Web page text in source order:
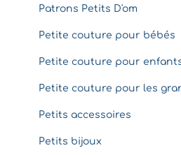
Patrons Petits D'om
Petite couture pour bébés
Petite couture pour
Petite couture pour les
Petits accessoires
Petits bijoux